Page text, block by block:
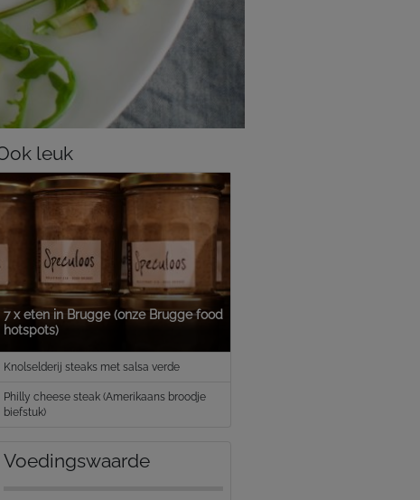
leuk
7 x eten in Brugge (onze Brugge food
hotspots)
Knolselderij steaks met salsa verde
Philly cheese steak (Amerikaans broodje
biefstuk)
Voedingswaarde